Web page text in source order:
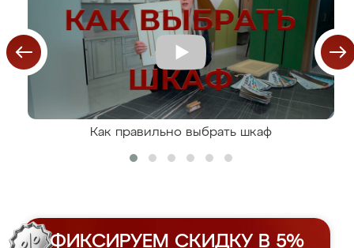
Как правильно выбрать шкаф
ФИКСИРУЕМ СКИДКУ В 5%